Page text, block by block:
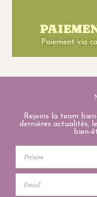
Paiement via
Rejoins la team
dernières actualités,
bien-
Name